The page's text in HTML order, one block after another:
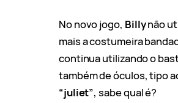
No novo jogo, Billynão
mais a costumeira
continua utilizando o
também de óculos, tipo
“juliet”, sabe qual é?